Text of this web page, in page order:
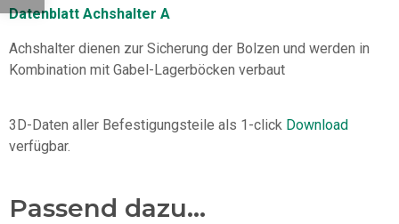
Datenblatt Achshalter A
Achshalter dienen zur Sicherung der Bolzen und werden in
Kombination mit Gabel-Lagerböcken verbaut
3D-Daten aller Befestigungsteile als 1-click Download
verfügbar.
Passend dazu...